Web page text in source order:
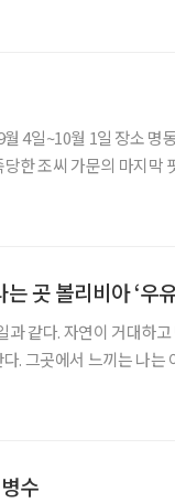
4일~10월 1일 장소 명
한 조씨 가문의 마지막
곳 볼리비아 ‘우
같다. 자연이 거대하
. 그곳에서 느끼는 나는
수